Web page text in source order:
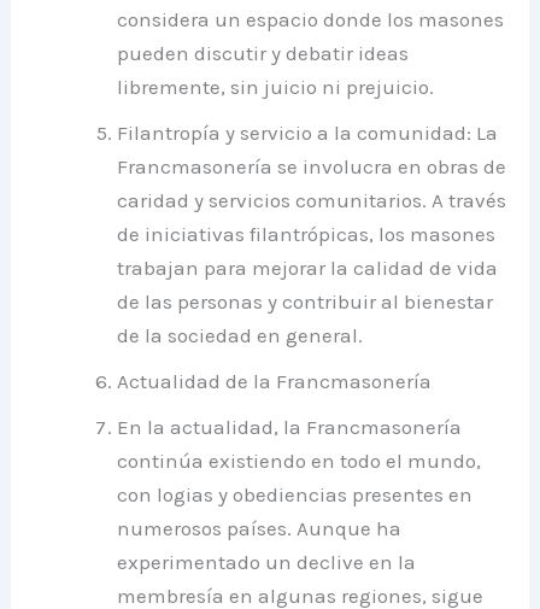
considera un espacio donde los masones
pueden discutir y debatir ideas
libremente, sin juicio ni prejuicio.
Filantropía y servicio a la comunidad: La
Francmasonería se involucra en obras de
caridad y servicios comunitarios. A través
de iniciativas filantrópicas, los masones
trabajan para mejorar la calidad de vida
de las personas y contribuir al bienestar
de la sociedad en general.
Actualidad de la Francmasonería
En la actualidad, la Francmasonería
continúa existiendo en todo el mundo,
con logias y obediencias presentes en
numerosos países. Aunque ha
experimentado un declive en la
membresía en algunas regiones, sigue